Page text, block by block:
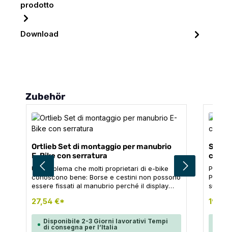
prodotto
Download
Salta la galleria dei prodotti
Zubehör
Ortlieb Set di montaggio per manubrio
E-Bike con serratura
Un problema che molti proprietari di e-bike
conoscono bene: Borse e cestini non possono
essere fissati al manubrio perché il display
set di montaggio per e-bike di ORTLIEB offre
senza dover spostare il display. L'adattatore
con serratura viene montato sul manubrio
27,54 €*
Disponibile 2-3 Giorni lavorativi Tempi
di consegna per l’Italia
Set
con
Per
sua